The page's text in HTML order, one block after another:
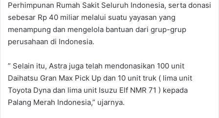
Perhimpunan Rumah Sakit Seluruh Indonesia, serta donasi
sebesar Rp 40 miliar melalui suatu yayasan yang
menampung dan mengelola bantuan dari grup-grup
perusahaan di Indonesia.
” Selain itu, Astra juga telah mendonasikan 100 unit
Daihatsu Gran Max Pick Up dan 10 unit truk ( lima unit
Toyota Dyna dan lima unit Isuzu Elf NMR 71 ) kepada
Palang Merah Indonesia,” ujarnya.